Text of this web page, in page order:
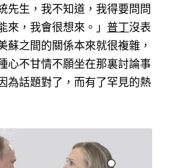
先生，我不知道，我得要問問
來，我會很想來。」 普丁沒表
蘇之間的關係本來就很複雜，
心不甘情不願坐在那裏討論事
為話題對了，而有了罕見的熱